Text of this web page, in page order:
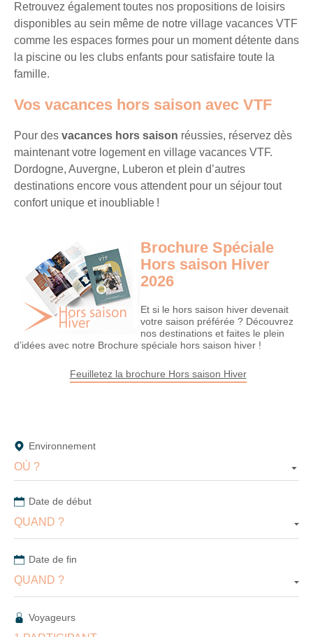
Retrouvez également toutes nos propositions de loisirs
disponibles au sein même de notre village vacances VTF
comme les espaces formes pour un moment détente dans
la piscine ou les clubs enfants pour satisfaire toute la
famille.
Vos vacances hors saison avec VTF
Pour des vacances hors saison réussies, réservez dès
maintenant votre logement en village vacances VTF.
Dordogne, Auvergne, Luberon et plein d’autres
destinations encore vous attendent pour un séjour tout
confort unique et inoubliable !
Brochure Spéciale
Hors saison Hiver
2026
Et si le hors saison hiver devenait
votre saison préférée ? Découvrez
nos destinations et faites le plein
d’idées avec notre Brochure spéciale hors saison hiver !
Feuilletez la brochure Hors saison Hiver
Environnement
OÙ ?
Date de début
QUAND ?
Date de fin
QUAND ?
Voyageurs
séjours
ou
conseils
pratiques
pour
bien
vos
prochaines
vacances.
En
renseignant
recevoir
newsletter
de
VTF.
pouvez
vous
désinscrire
tout
moment
l’aide